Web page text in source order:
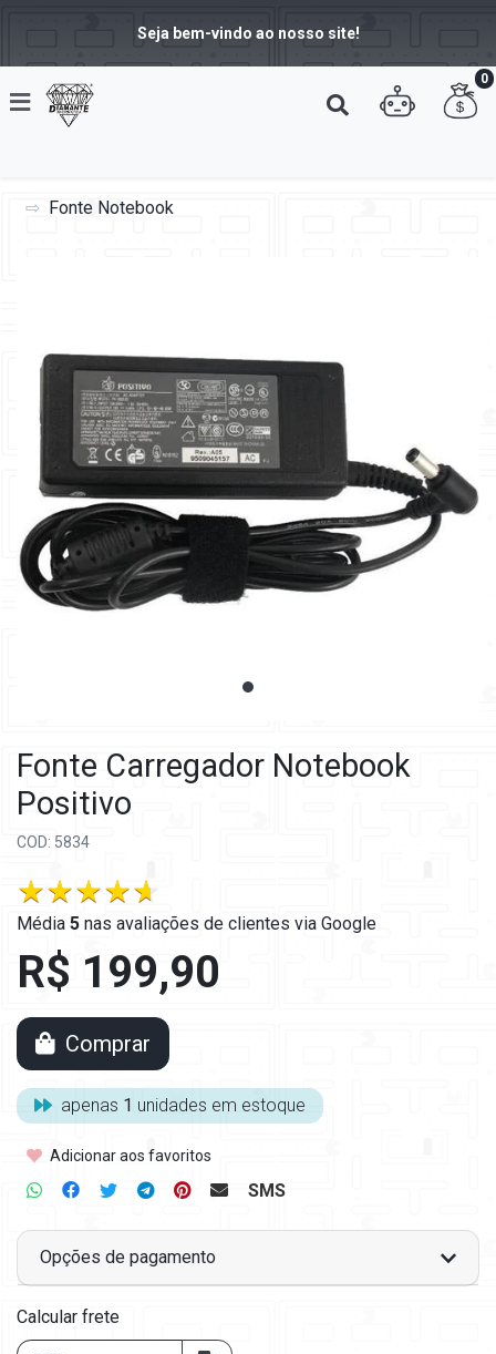
Seja bem-vindo ao nosso site!
0
Fonte Notebook
Fonte Carregador Notebook
Positivo
COD: 5834
Média 5 nas avaliações de clientes via Google
R$ 199,90
Comprar
apenas 1 unidades em estoque
Adicionar aos favoritos
SMS
Opções de pagamento
Calcular frete